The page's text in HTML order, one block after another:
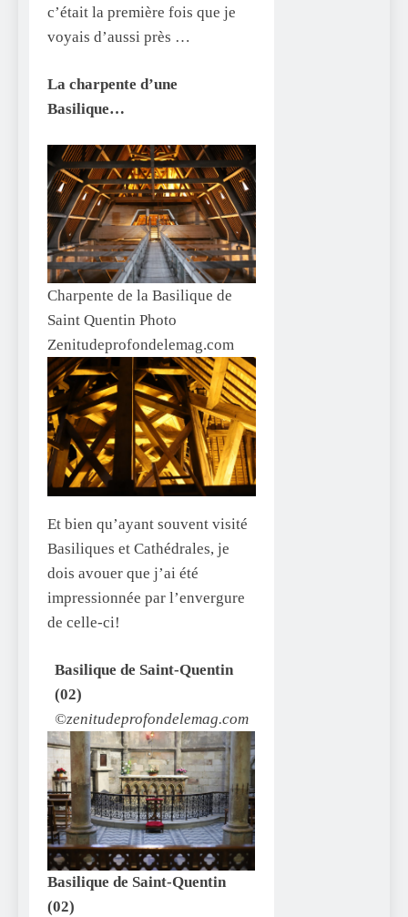
c’était la première fois que je
voyais d’aussi près …
La charpente d’une
Basilique…
Charpente de la Basilique de
Saint Quentin Photo
Zenitudeprofondelemag.com
Et bien qu’ayant souvent visité
Basiliques et Cathédrales, je
dois avouer que j’ai été
impressionnée par l’envergure
de celle-ci!
Basilique de Saint-Quentin
(02)
©zenitudeprofondelemag.com
Basilique de Saint-Quentin
(02)